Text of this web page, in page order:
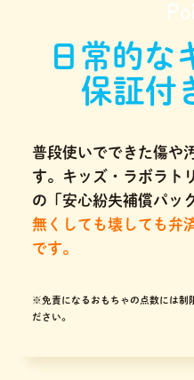
日常的な
保証付
普段使いでできた傷や
す。キッズ・ラボラト
の「安心紛失補償パッ
無くしても壊しても弁
です。
※免責になるおもちゃの点数には制
ださい。